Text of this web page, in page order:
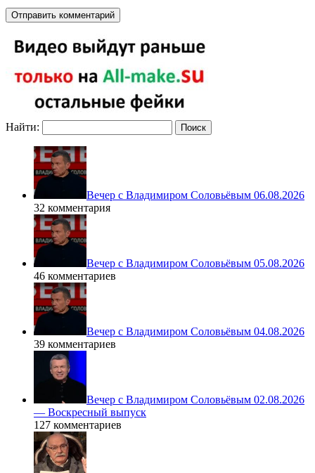
Найти:
Вечер с Владимиром Соловьёвым 06.08.2026
32 комментария
Вечер с Владимиром Соловьёвым 05.08.2026
46 комментариев
Вечер с Владимиром Соловьёвым 04.08.2026
39 комментариев
Вечер с Владимиром Соловьёвым 02.08.2026
— Воскресный выпуск
127 комментариев